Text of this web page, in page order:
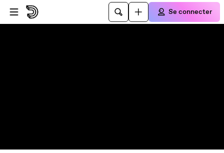
Passer au player
Passer au contenu principal
Se connecter